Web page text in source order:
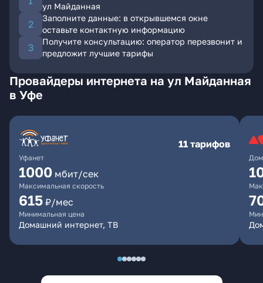
ул Майданная
Заполните данные: в открывшемся окне
оставьте контактную информацию
Получите консультацию: оператор перезвонит и
предложит лучшие тарифы
Провайдеры интернета на ул Майданная
в Уфе
Уфанет
11 тарифов
1000 мбит/сек
Максимальная скорость
615 ₽/мес
Минимальная цена
Домашний интернет, ТВ